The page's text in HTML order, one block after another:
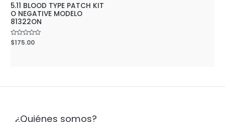
5.11 BLOOD TYPE PATCH KIT
O NEGATIVE MODELO
81322ON
Rated
0
$175.00
¿Quiénes somos?